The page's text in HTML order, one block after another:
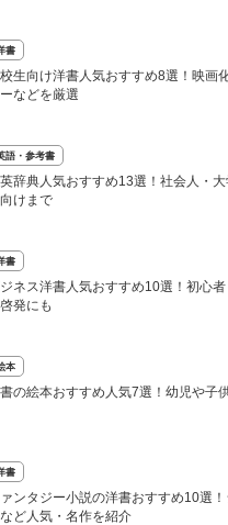
書
生向け洋書人気おすすめ8選！映画
などを厳選
語・参考書
辞典人気おすすめ13選！社会人・
けまで
書
ネス洋書人気おすすめ10選！初心
発にも
本
の絵本おすすめ人気7選！幼児や子
書
ンタジー小説の洋書おすすめ10選
ど人気・名作を紹介